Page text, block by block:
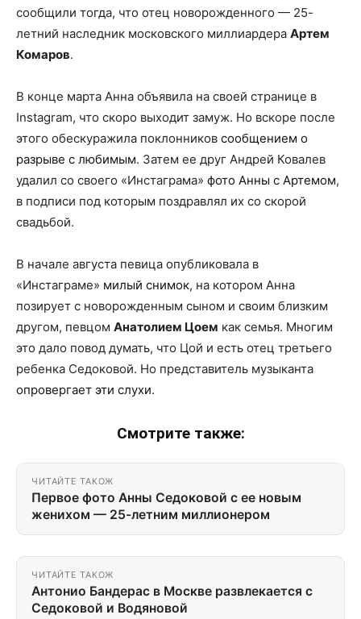
сообщили тогда, что отец новорожденного — 25-
летний наследник московского миллиардера Артем
Комаров.
В конце марта Анна объявила на своей странице в
Instagram, что скоро выходит замуж. Но вскоре после
этого обескуражила поклонников сообщением о
разрыве с любимым. Затем ее друг Андрей Ковалев
удалил со своего «Инстаграма» фото Анны с Артемом,
в подписи под которым поздравлял их со скорой
свадьбой.
В начале августа певица опубликовала в
«Инстаграме» милый снимок, на котором Анна
позирует с новорожденным сыном и своим близким
другом, певцом Анатолием Цоем как семья. Многим
это дало повод думать, что Цой и есть отец третьего
ребенка Седоковой. Но представитель музыканта
опровергает эти слухи.
Смотрите также:
ЧИТАЙТЕ ТАКОЖ
Первое фото Анны Седоковой с ее новым
женихом — 25-летним миллионером
ЧИТАЙТЕ ТАКОЖ
Антонио Бандерас в Москве развлекается с
Седоковой и Водяновой